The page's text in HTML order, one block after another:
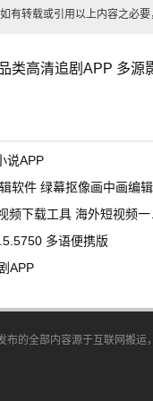
日漫内容，收录连载
漫、国漫专区，搭配
整选集列表，清晰标
如有转载或引用以上内容之必要
类高清追剧APP 多源
说APP
件 绿幕抠像画中画编辑工具
载工具 海外短视频一键抓取
多语便携版
APP
布的全部内容源于互联网搬运